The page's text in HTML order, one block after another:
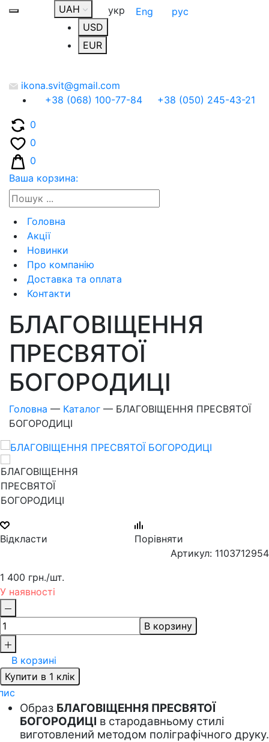
UAH
USD
EUR
укр Eng рус
ikona.svit@gmail.com
+38 (068) 100-77-84
+38 (050) 245-43-21
0
0
0
Ваша корзина:
Головна
Акції
Новинки
Про компанію
Доставка та оплата
Контакти
БЛАГОВІЩЕННЯ
ПРЕСВЯТОЇ
БОГОРОДИЦІ
Головна — Каталог — БЛАГОВІЩЕННЯ ПРЕСВЯТОЇ
БОГОРОДИЦІ
Відкласти
Порівняти
Артикул: 1103712954
1 400 грн./шт.
У наявності
В корзину
В корзині
Купити в 1 клік
Образ БЛАГОВІЩЕННЯ ПРЕСВЯТОЇ
БОГОРОДИЦІ в стародавньому стилі
виготовлений методом поліграфічного друку.